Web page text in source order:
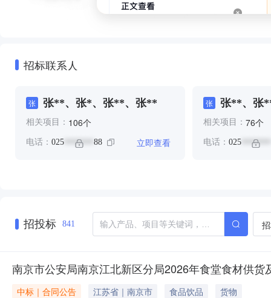
招标联系人
张 张**、张*、张**、张**
相关项目： 106个
电话： 025 ******* 88 立即查看
张 张**、张
相关项目： 76个
电话： 025*******
招投标 841
南京市公安局南京江北新区分局2026年食堂食材供货
中标｜合同公告 江苏省｜南京市 食品饮品
货物